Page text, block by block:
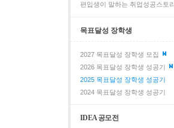
편입생이 말하는 취업성공스토리
목표달성 장학생
2027 목표달성 장학생 모집
2026 목표달성 장학생 성공기
2025 목표달성 장학생 성공기
2024 목표달성 장학생 성공기
IDEA 공모전